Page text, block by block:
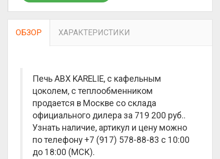
ОБЗОР ХАРАКТЕРИСТИКИ
Печь ABX KARELIE, с кафельным
цоколем, с теплообменником
продается в Москве со склада
официального дилера за 719 200 руб..
Узнать наличие, артикул и цену можно
по телефону +7 (917) 578-88-83 с 10:00
до 18:00 (МСК).